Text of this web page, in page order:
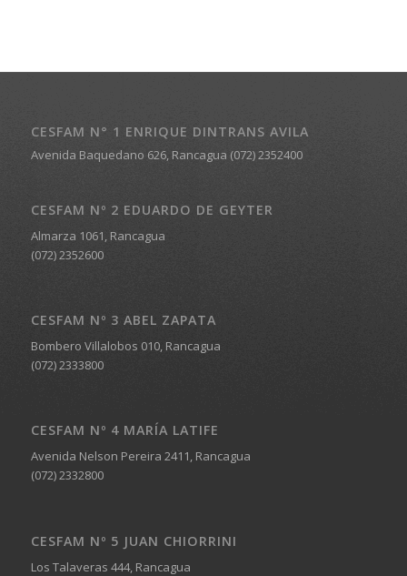
CESFAM N° 1 ENRIQUE DINTRANS AVILA
Avenida Baquedano 626, Rancagua (072) 2352400
CESFAM Nº 2 EDUARDO DE GEYTER
Almarza 1061, Rancagua
(072) 2352600
CESFAM Nº 3 ABEL ZAPATA
Bombero Villalobos 010, Rancagua
(072) 2333800
CESFAM Nº 4 MARÍA LATIFE
Avenida Nelson Pereira 2411, Rancagua
(072) 2332800
CESFAM Nº 5 JUAN CHIORRINI
Los Talaveras 444, Rancagua